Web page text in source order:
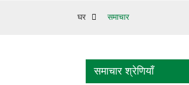
घर समाचार
समाचार श्रेणियाँ